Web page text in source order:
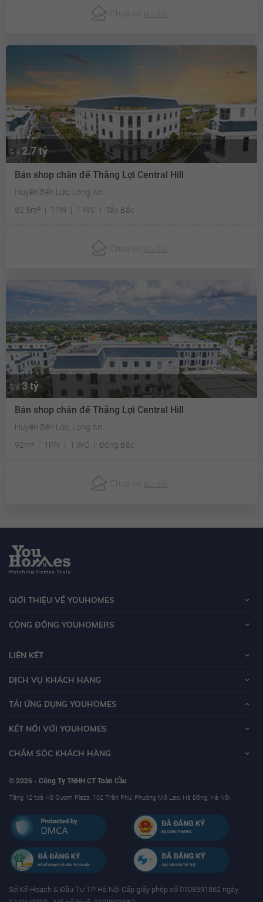
Chưa có ưu đãi
Giá 2.7 tỷ
Bán shop chân đế Thắng Lợi Central Hill
Huyện Bến Lức, Long An
82.5m²
1PN 1 WC Tây Bắc
Chưa có ưu đãi
Giá3 tỷ
Bán shop chân đế Thắng Lợi Central Hill
Huyện Bến Lức, Long An
92m²
1PN 1 WC Đông Bắc
Chưa có ưu đãi
GIỚI THIỆU VỀ YOUHOMES
CỘNG ĐỒNG YOUHOMERS
LIÊN KẾT
DỊCH VỤ KHÁCH HÀNG
TẢI ỨNG DỤNG YOUHOMES
KẾT NỐI VỚI YOUHOMES
CHĂM SÓC KHÁCH HÀNG
© 2026 - Công Ty TNHH CT Toàn Cầu
Tầng 12 toà Hồ Gươm Plaza, 102 Trần Phú, Phường Mộ Lao, Hà Đông, Hà Nội
Sở Kế Hoạch & Ðầu Tư TP Hà Nội Cấp giấy phép số 0108591862 ngày